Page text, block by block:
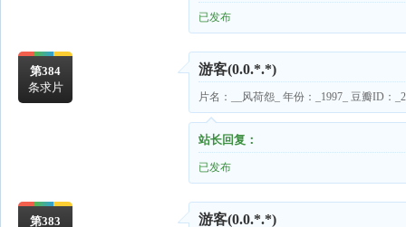
已发布
第384
条求片
游客(0.0.*.*)
片名：__风荷怨_ 年份：_1997_ 豆瓣ID：
站长回复：
已发布
第383
游客(0.0.*.*)